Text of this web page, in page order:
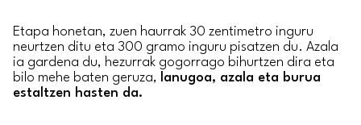
Etapa honetan, zuen haurrak 30 zentimetro inguru
neurtzen ditu eta 300 gramo inguru pisatzen du. Azala
ia gardena du, hezurrak gogorrago bihurtzen dira eta
bilo mehe baten geruza, lanugoa, azala eta burua
estaltzen hasten da.